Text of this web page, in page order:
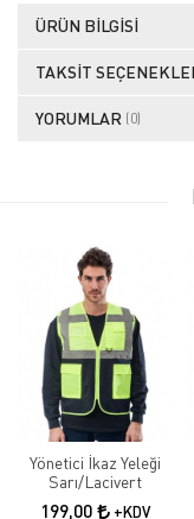
ÜRÜN BILGISI
TAKSIT
YORUMLAR (0)
Yönetici İkaz Yeleği
Sarı/Lacivert
199,00 +KDV